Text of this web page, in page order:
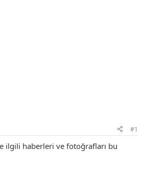
#1
ilgili haberleri ve fotoğrafları bu